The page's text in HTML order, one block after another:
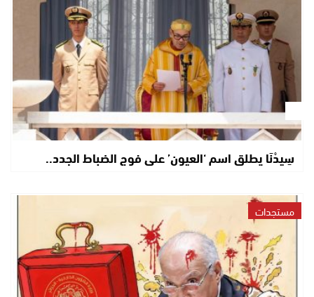
سِيدْنَا يطلق اسم ‘العيون’ على فوج الضباط الجدد..
مستجدات